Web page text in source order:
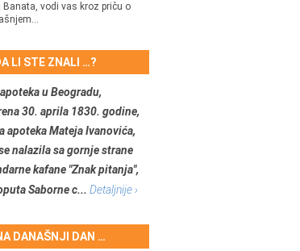
Banata, vodi vas kroz priču o
LI STE ZNALI …?
u Beogradu,
30. aprila 1830. godine,
apoteka Mateja Ivanovića,
nalazila sa gornje strane
kafane "Znak pitanja",
Saborne c... Detaljnije ›
DANAŠNJI DAN …